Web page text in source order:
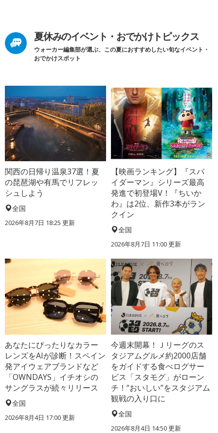
夏休みのイベント・おでかけトピックス
ウォーカー編集部が選ぶ、この夏におすすめしたい旬なイベント・
おでかけスポット
関西の日帰り温泉37選！夏
の琵琶湖や有馬でリフレッ
シュしよう
全国
2026年8月7日 18:25 更新
【映画ランキング】『スパ
イダーマン』シリーズ最高
発進で初登場V！『ちいか
わ』は2位、新作3本がラン
クイン
全国
2026年8月7日 11:00更新
あなたにぴったりなカラー
レンズをAIが診断！スペイン
発アイウェアブランドなど
「OWNDAYS」イチオシの
サングラスが続々リリース
全国
2026年8月4日 17:00更新
今週末開幕！Ｊリーグのス
タジアムグルメ約2000店舗
をガイドする食べログサー
ビス「スタモグ」がローン
チ！“おいしい”をスタジアム
観戦の入り口に
全国
2026年8月4日 14:50更新